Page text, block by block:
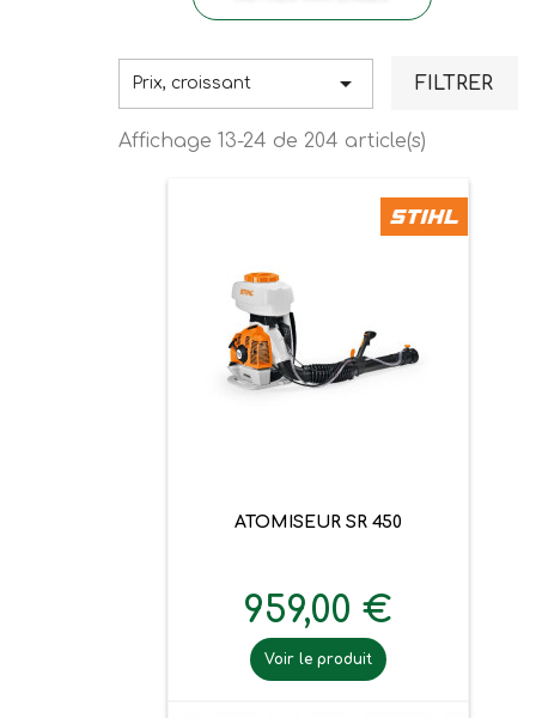
Prix, croissant  FILTRER
Affichage 13-24 de 204 article(s)
ATOMISEUR SR 450
959,00 €
Voir le produit